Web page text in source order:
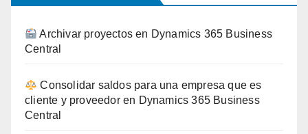
Archivar proyectos en Dynamics 365 Business
Central
Consolidar saldos para una empresa que es
cliente y proveedor en Dynamics 365 Business
Central